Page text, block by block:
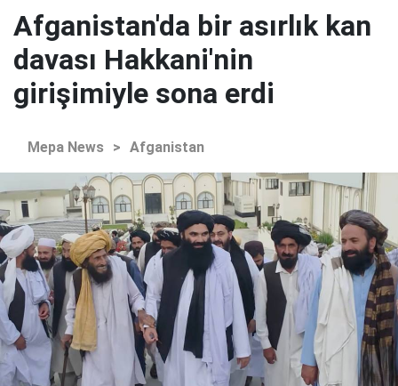
Afganistan'da bir asırlık kan
davası Hakkani'nin
girişimiyle sona erdi
Mepa News > Afganistan